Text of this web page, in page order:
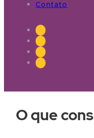
Contato
O que